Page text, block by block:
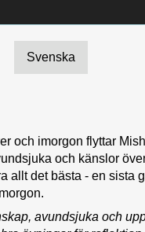
Svenska
och imorgon flyttar
och känslor
allt det bästa - en sista
avundsjuka och